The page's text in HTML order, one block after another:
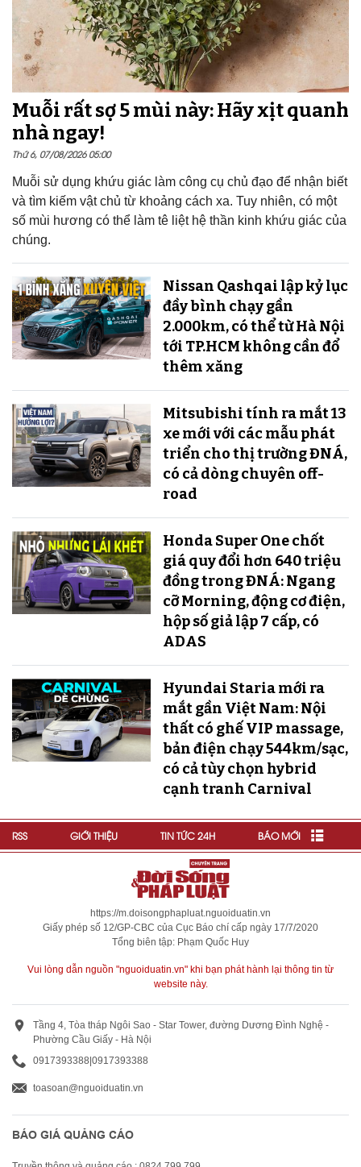
Muỗi rất sợ 5 mùi này: Hãy xịt quanh
nhà ngay!
Thứ 6, 07/08/2026 05:00
Muỗi sử dụng khứu giác làm công cụ chủ đạo để nhận biết
và tìm kiếm vật chủ từ khoảng cách xa. Tuy nhiên, có một
số mùi hương có thể làm tê liệt hệ thần kinh khứu giác của
chúng.
Nissan Qashqai lập kỷ lục
đầy bình chạy gần
2.000km, có thể từ Hà Nội
tới TP.HCM không cần đổ
thêm xăng
Mitsubishi tính ra mắt 13
xe mới với các mẫu phát
triển cho thị trường ĐNÁ,
có cả dòng chuyên off-
road
Honda Super One chốt
giá quy đổi hơn 640 triệu
đồng trong ĐNÁ: Ngang
cỡ Morning, động cơ điện,
hộp số giả lập 7 cấp, có
ADAS
Hyundai Staria mới ra
mắt gần Việt Nam: Nội
thất có ghế VIP massage,
bản điện chạy 544km/sạc,
có cả tùy chọn hybrid
cạnh tranh Carnival
RSS GIỚI THIỆU TIN TỨC 24H BÁO MỚI
https://m.doisongphapluat.nguoiduatin.vn
Giấy phép số 12/GP-CBC của Cục Báo chí cấp ngày 17/7/2020
Tổng biên tập: Phạm Quốc Huy
Vui lòng dẫn nguồn "nguoiduatin.vn" khi bạn phát hành lại thông tin từ
website này.
Tầng 4, Tòa tháp Ngôi Sao - Star Tower, đường Dương Đình Nghệ -
Phường Cầu Giấy - Hà Nội
0917393388 0917393388
toasoan@nguoiduatin.vn
BÁO GIÁ QUẢNG CÁO